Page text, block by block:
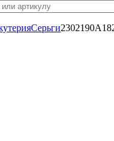
Серьги